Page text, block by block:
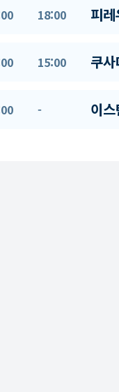
18:00 피
15:00 쿠
- 이